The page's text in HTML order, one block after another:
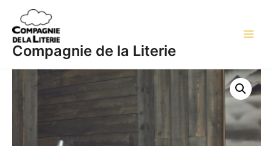
contenu
Compagnie de la Literie